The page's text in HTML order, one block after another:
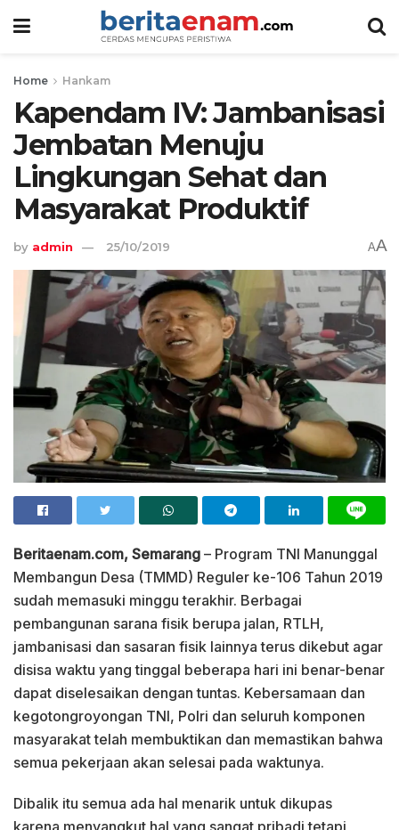
Home Hankam
Kapendam IV: Jambanisasi
Jembatan Menuju
Lingkungan Sehat dan
Masyarakat Produktif
by admin 25/10/2019 AA
Beritaenam.com, Semarang – Program TNI Manunggal
Membangun Desa (TMMD) Reguler ke-106 Tahun 2019
sudah memasuki minggu terakhir. Berbagai
pembangunan sarana fisik berupa jalan, RTLH,
jambanisasi dan sasaran fisik lainnya terus dikebut agar
disisa waktu yang tinggal beberapa hari ini benar-benar
dapat diselesaikan dengan tuntas. Kebersamaan dan
kegotongroyongan TNI, Polri dan seluruh komponen
masyarakat telah membuktikan dan memastikan bahwa
semua pekerjaan akan selesai pada waktunya.
Dibalik itu semua ada hal menarik untuk dikupas
karena menyangkut hal yang sangat pribadi tetapi